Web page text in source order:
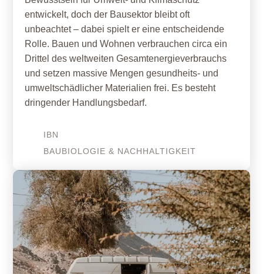
entwickelt, doch der Bausektor bleibt oft
unbeachtet – dabei spielt er eine entscheidende
Rolle. Bauen und Wohnen verbrauchen circa ein
Drittel des weltweiten Gesamtenergieverbrauchs
und setzen massive Mengen gesundheits- und
umweltschädlicher Materialien frei. Es besteht
dringender Handlungsbedarf.
IBN
BAUBIOLOGIE & NACHHALTIGKEIT